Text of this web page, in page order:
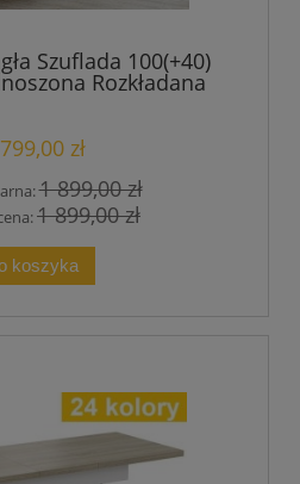
Szuflada 100(+40)
Rozkładana
zł
1 899,00 zł
1 899,00 zł
koszyka